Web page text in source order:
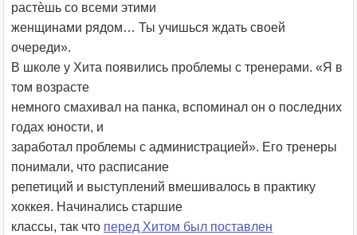
растѐшь со всеми этими
женщинами рядом… Ты учишься ждать своей
очереди».
В школе у Хита появились проблемы с тренерами. «Я в
том возрасте
немного смахивал на панка, вспоминал он о последних
годах юности, и
заработал проблемы с администрацией». Его тренеры
понимали, что расписание
репетиций и выступлений вмешивалось в практику
хоккея. Начинались старшие
классы, так что перед Хитом был поставлен